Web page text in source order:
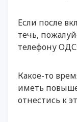
Если после
течь,
телефону
Какое-то
иметь
отнестись к